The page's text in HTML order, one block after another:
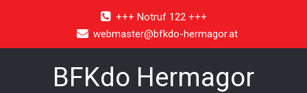
+++ Notruf 122 +++
webmaster@bfkdo-hermagor.at
BFKdo Hermagor